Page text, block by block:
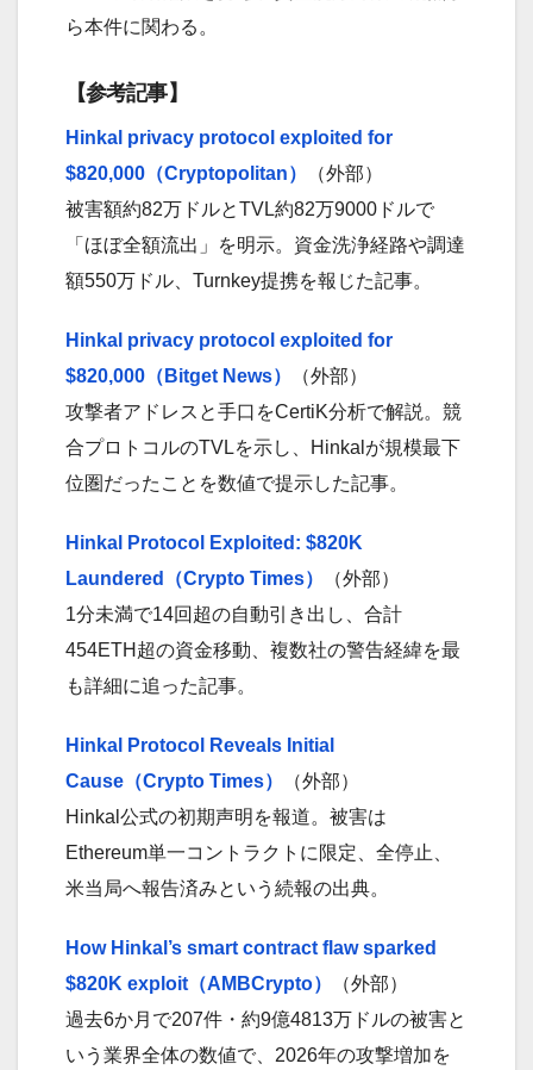
ら本件に関わる。
【参考記事】
Hinkal privacy protocol exploited for
$820,000（Cryptopolitan）
（外部）
被害額約82万ドルとTVL約82万9000ドルで
「ほぼ全額流出」を明示。資金洗浄経路や調達
額550万ドル、Turnkey提携を報じた記事。
Hinkal privacy protocol exploited for
$820,000（Bitget News）
（外部）
攻撃者アドレスと手口をCertiK分析で解説。競
合プロトコルのTVLを示し、Hinkalが規模最下
位圏だったことを数値で提示した記事。
Hinkal Protocol Exploited: $820K
Laundered（Crypto Times）
（外部）
1分未満で14回超の自動引き出し、合計
454ETH超の資金移動、複数社の警告経緯を最
も詳細に追った記事。
Hinkal Protocol Reveals Initial
Cause（Crypto Times）
（外部）
Hinkal公式の初期声明を報道。被害は
Ethereum単一コントラクトに限定、全停止、
米当局へ報告済みという続報の出典。
How Hinkal’s smart contract flaw sparked
$820K exploit（AMBCrypto）
（外部）
過去6か月で207件・約9億4813万ドルの被害と
いう業界全体の数値で、2026年の攻撃増加を